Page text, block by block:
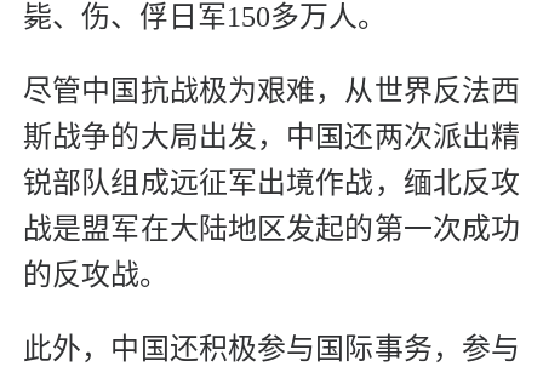
毙、伤、俘日军150多万人。
尽管中国抗战极为艰难，从世界反法西
斯战争的大局出发，中国还两次派出精
锐部队组成远征军出境作战，缅北反攻
战是盟军在大陆地区发起的第一次成功
的反攻战。
此外，中国还积极参与国际事务，参与